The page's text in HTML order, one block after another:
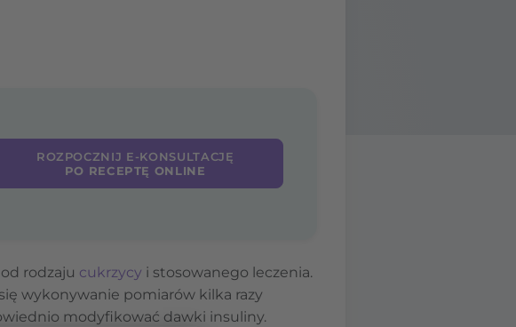
ROZPOCZNIJ E-KONSULTACJĘ
PO RECEPTĘ ONLINE
rodzaju cukrzycy i stosowanego leczenia.
wykonywanie pomiarów kilka razy
modyfikować dawki insuliny.